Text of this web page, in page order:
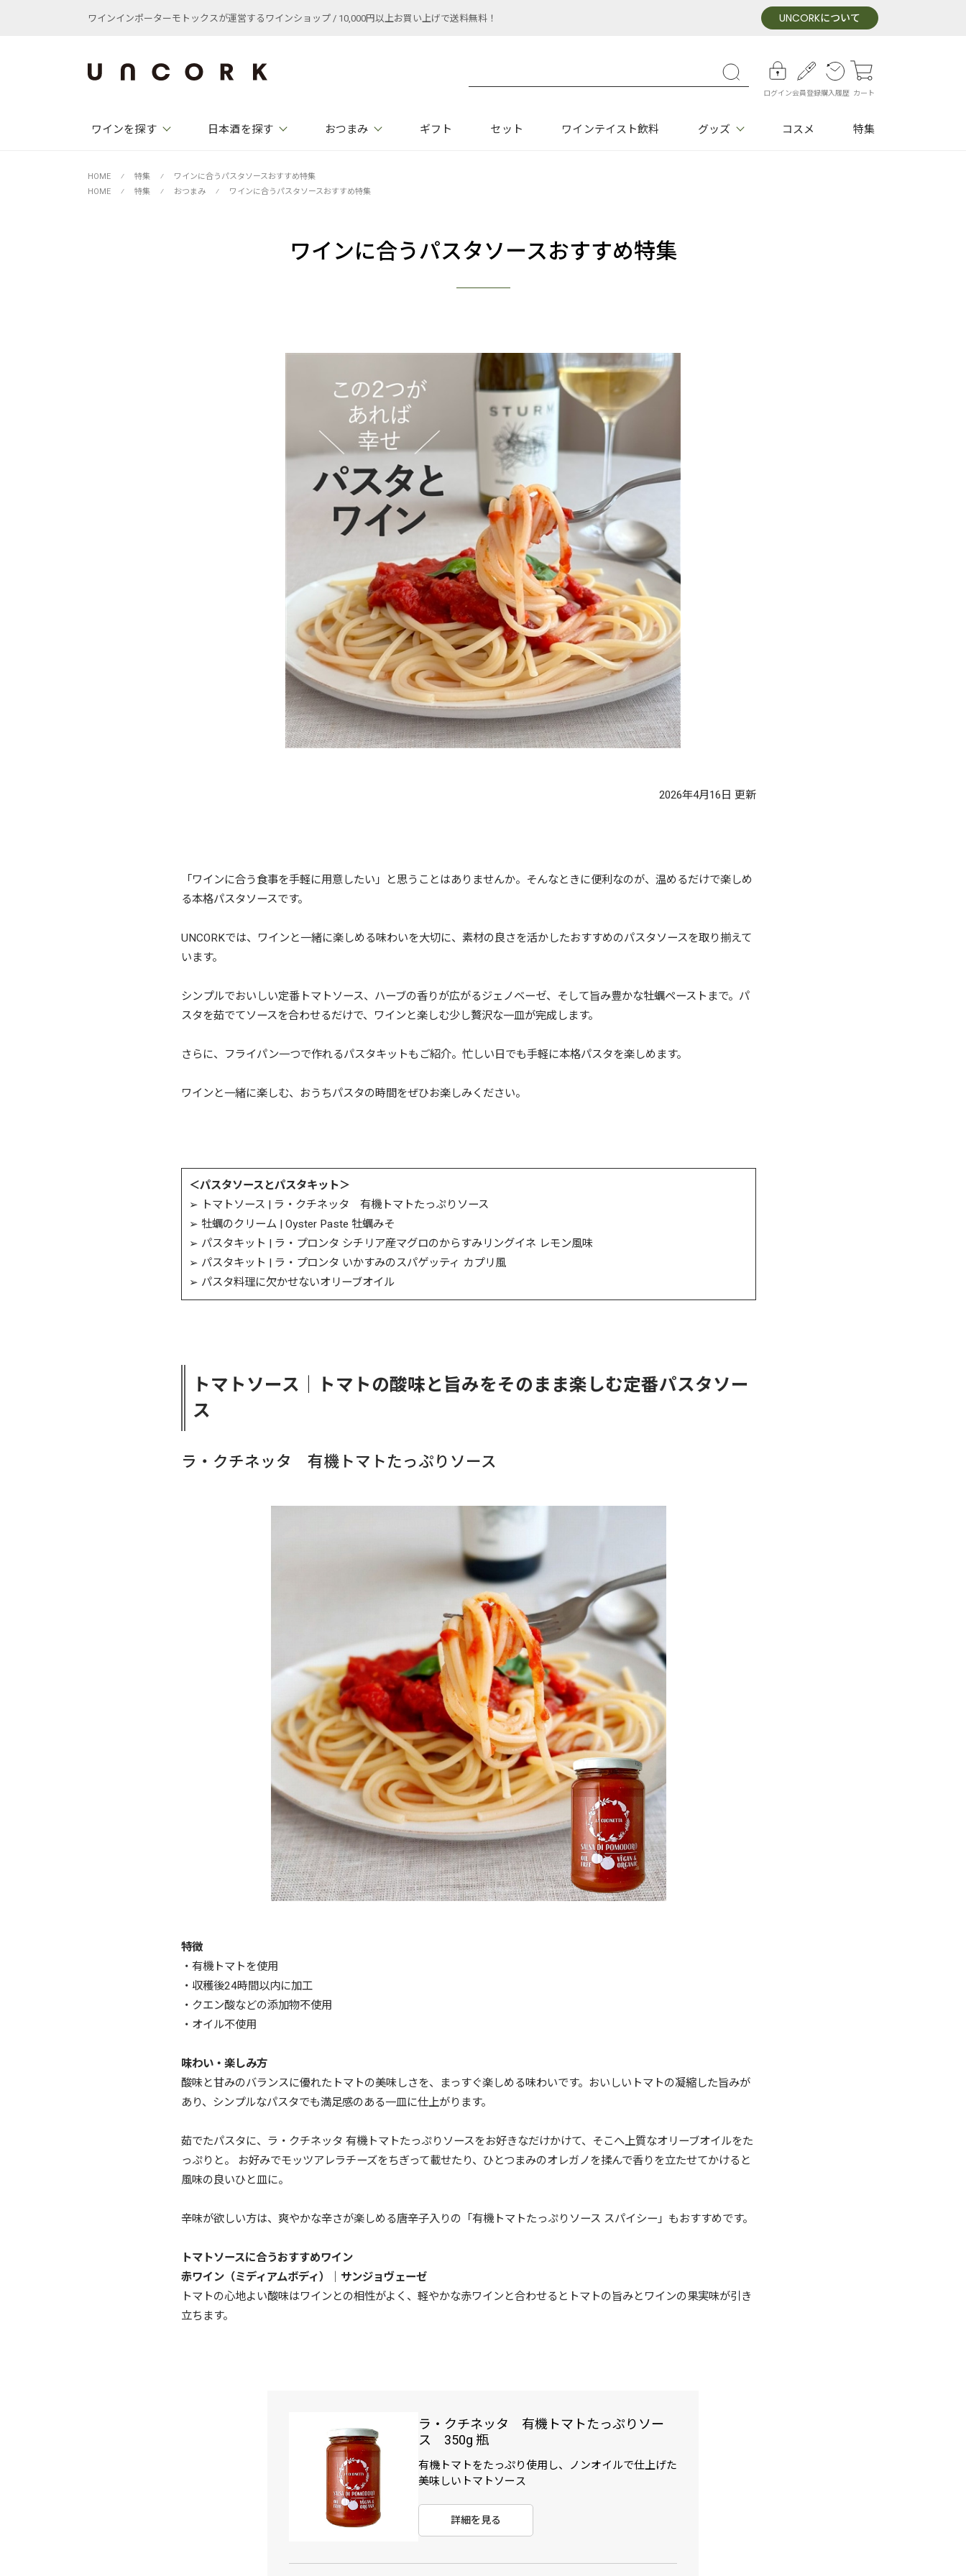
ワインインポーターモトックスが運営するワインショップ / 10,000円以上お買い上げで送料無料！ UNCORKについて
ログイン会員登録購入履歴 カート
ワインを探す 日本酒を探す おつまみ ギフト セット ワインテイスト飲料 グッズ コスメ 特集
HOME ⁄ 特集 ⁄
ワインに合うパスタソースおすすめ特集
HOME
⁄ 特集 ⁄ おつまみ ⁄ ワインに合うパスタソースおすすめ特集
ワインに合うパスタソースおすすめ特集
2026年4月16日 更新
「ワインに合う食事を手軽に用意したい」と思うことはありませんか。そんなときに便利なのが、温めるだけで楽しめ
る本格パスタソースです。
UNCORKでは、ワインと一緒に楽しめる味わいを大切に、素材の良さを活かしたおすすめのパスタソースを取り揃えて
います。
シンプルでおいしい定番トマトソース、ハーブの香りが広がるジェノベーゼ、そして旨み豊かな牡蠣ペーストまで。パ
スタを茹でてソースを合わせるだけで、ワインと楽しむ少し贅沢な一皿が完成します。
さらに、フライパン一つで作れるパスタキットもご紹介。忙しい日でも手軽に本格パスタを楽しめます。
ワインと一緒に楽しむ、おうちパスタの時間をぜひお楽しみください。
＜パスタソースとパスタキット＞
➢ トマトソース | ラ・クチネッタ 有機トマトたっぷりソース
➢ 牡蠣のクリーム | Oyster Paste 牡蠣みそ
➢ パスタキット | ラ・プロンタ シチリア産マグロのからすみリングイネ レモン風味
➢ パスタキット | ラ・プロンタ いかすみのスパゲッティ カプリ風
➢ パスタ料理に欠かせないオリーブオイル
トマトソース｜トマトの酸味と旨みをそのまま楽しむ定番パスタソー
ス
ラ・クチネッタ 有機トマトたっぷりソース
特徴
・有機トマトを使用
・収穫後24時間以内に加工
・クエン酸などの添加物不使用
・オイル不使用
味わい・楽しみ方
酸味と甘みのバランスに優れたトマトの美味しさを、まっすぐ楽しめる味わいです。おいしいトマトの凝縮した旨みが
あり、シンプルなパスタでも満足感のある一皿に仕上がります。
茹でたパスタに、ラ・クチネッタ 有機トマトたっぷりソースをお好きなだけかけて、そこへ上質なオリーブオイルをた
っぷりと。 お好みでモッツアレラチーズをちぎって載せたり、ひとつまみのオレガノを揉んで香りを立たせてかけると
風味の良いひと皿に。
辛味が欲しい方は、爽やかな辛さが楽しめる唐辛子入りの「有機トマトたっぷりソース スパイシー」もおすすめです。
トマトソースに合うおすすめワイン
赤ワイン（ミディアムボディ）｜サンジョヴェーゼ
トマトの心地よい酸味はワインとの相性がよく、軽やかな赤ワインと合わせるとトマトの旨みとワインの果実味が引き
立ちます。
ラ・クチネッタ 有機トマトたっぷりソー
ス 350g 瓶
有機トマトをたっぷり使用し、ノンオイルで仕上げた
美味しいトマトソース
詳細を見る